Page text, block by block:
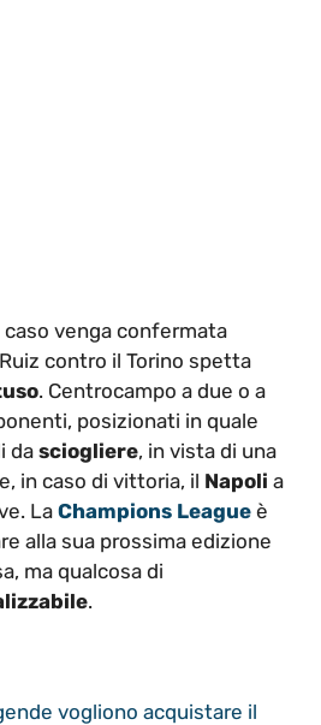
caso venga confermata
contro il Torino spetta
. Centrocampo a due o a
posizionati in quale
da sciogliere, in vista di una
in caso di vittoria, il Napoli a
La Champions League è
alla sua prossima edizione
ma qualcosa di
.
vogliono acquistare il